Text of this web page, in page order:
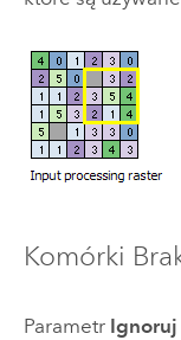
Komórki
Parametr Ignoruj